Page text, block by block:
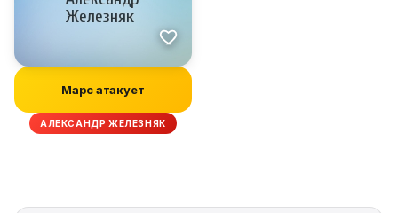
Марс атакует
АЛЕКСАНДР ЖЕЛЕЗНЯК